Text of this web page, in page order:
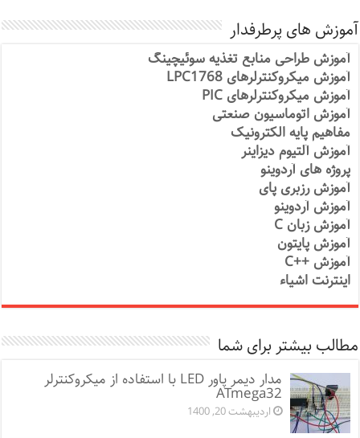
آموزش های پرطرفدار
آموزش طراحی منابع تغذیه سوئیچینگ
آموزش میکروکنترلرهای LPC1768
آموزش میکروکنترلرهای PIC
آموزش اتوماسیون صنعتی
مفاهیم پایه الکترونیک
آموزش آلتیوم دیزاینر
پروژه های آردوینو
آموزش رزبری پای
آموزش آردوینو
آموزش زبان C
آموزش پایتون
آموزش ++C
اینترنت اشیاء
مطالب بیشتر برای شما
مدار دیمر پاور LED با استفاده از میکروکنترلر
ATmega32
اردیبهشت 20, 1400